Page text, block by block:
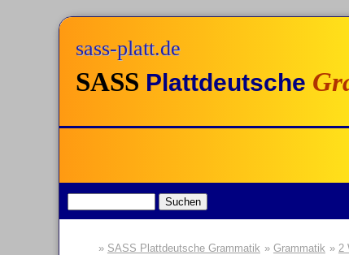
sass-platt.de
SASS Plattdeutsche
SASS Plattdeutsche Grammatik Grammatik 2